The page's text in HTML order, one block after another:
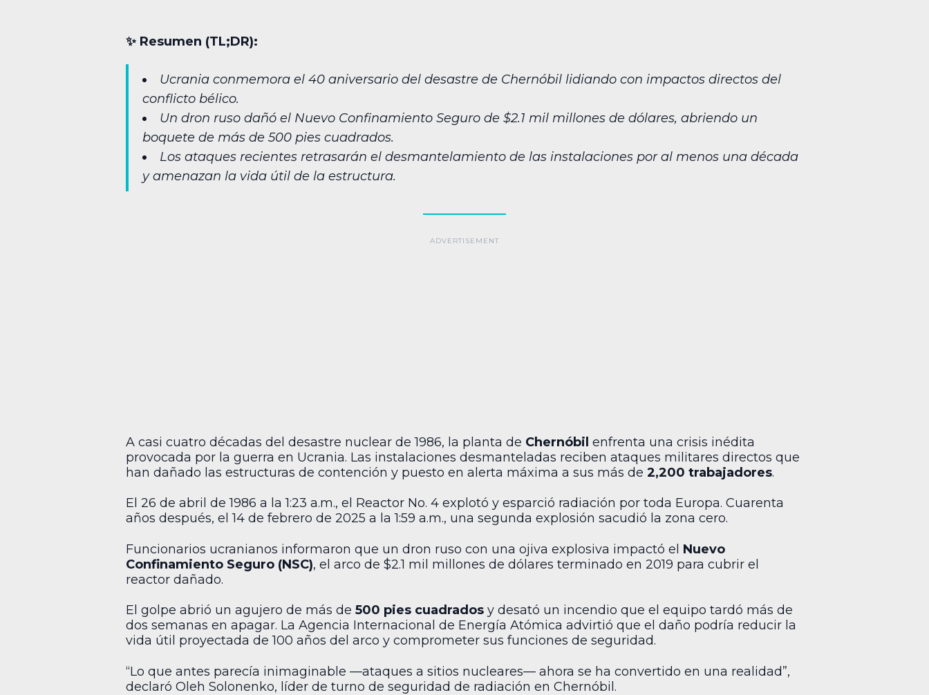
✨︎ Resumen (TL;DR):
Ucrania conmemora el 40 aniversario del desastre de Chernóbil lidiando con impactos directos del
conflicto bélico.
Un dron ruso dañó el Nuevo Confinamiento Seguro de $2.1 mil millones de dólares, abriendo un
boquete de más de 500 pies cuadrados.
Los ataques recientes retrasarán el desmantelamiento de las instalaciones por al menos una década
y amenazan la vida útil de la estructura.
A casi cuatro décadas del desastre nuclear de 1986, la planta de Chernóbil enfrenta una crisis inédita
provocada por la guerra en Ucrania. Las instalaciones desmanteladas reciben ataques militares directos que
han dañado las estructuras de contención y puesto en alerta máxima a sus más de 2,200 trabajadores.
El 26 de abril de 1986 a la 1:23 a.m., el Reactor No. 4 explotó y esparció radiación por toda Europa. Cuarenta
años después, el 14 de febrero de 2025 a la 1:59 a.m., una segunda explosión sacudió la zona cero.
Funcionarios ucranianos informaron que un dron ruso con una ojiva explosiva impactó el Nuevo
Confinamiento Seguro (NSC), el arco de $2.1 mil millones de dólares terminado en 2019 para cubrir el
reactor dañado.
El golpe abrió un agujero de más de 500 pies cuadrados y desató un incendio que el equipo tardó más de
dos semanas en apagar. La Agencia Internacional de Energía Atómica advirtió que el daño podría reducir la
vida útil proyectada de 100 años del arco y comprometer sus funciones de seguridad.
“Lo que antes parecía inimaginable —ataques a sitios nucleares— ahora se ha convertido en una realidad”,
declaró Oleh Solonenko, líder de turno de seguridad de radiación en Chernóbil.